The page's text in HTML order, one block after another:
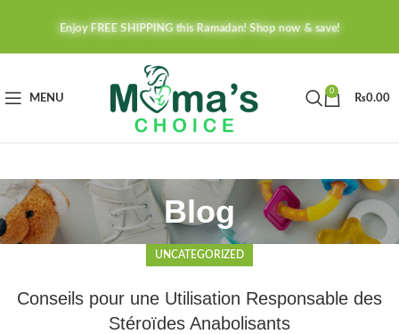
Enjoy FREE SHIPPING this Ramadan! Shop now & save!
MENU
0
₨0.00
Blog
UNCATEGORIZED
Conseils pour une Utilisation Responsable des
Stéroïdes Anabolisants